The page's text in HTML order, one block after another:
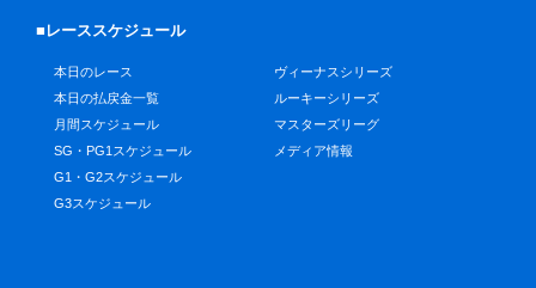
■レーススケジュール
本日のレース
本日の払戻金一覧
月間スケジュール
SG・PG1スケジュール
G1・G2スケジュール
G3スケジュール
ヴィーナスシリーズ
ルーキーシリーズ
マスターズリーグ
メディア情報